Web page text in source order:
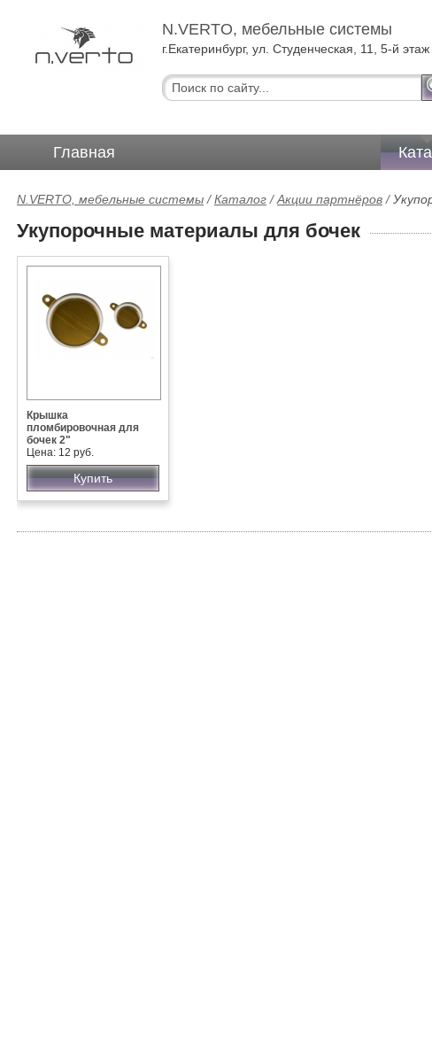
N.VERTO, мебельные системы
г.Екатеринбург, ул. Студенческая, 11, 5-й этаж
Главная
N.VERTO, мебельные системы /Каталог /Акции партнёров /
Укупорочные материалы для бочек
Крышка
пломбировочная для
бочек 2"
Цена: 12 руб.
Купить